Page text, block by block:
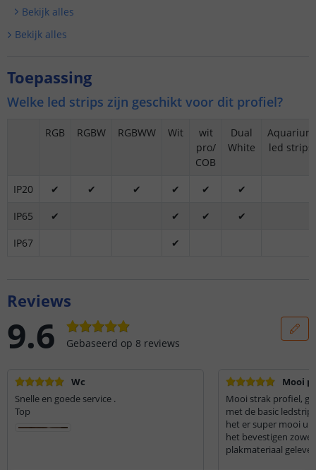
Bekijk alles
Bekijk alles
Toepassing
Welke led strips zijn geschikt voor dit profiel?
RGB RGBW RGBWW Wit
wit
pro/
COB
Dual
White
Aquarium
led strips
IP20 ✔ ✔ ✔ ✔ ✔
✔
IP65
✔ ✔ ✔
✔
IP67
✔
Reviews
9.6 Gebaseerd op 8 reviews
Wc
Snelle en goede service .
Top
Mooi
Mooi strak profiel,
met de basic
het er super mooi
het bevestigen zowel
plakmateriaal